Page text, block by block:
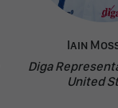
Iain M
Diga
United